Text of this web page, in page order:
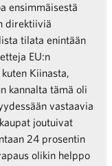
ensimmäisestä
direktiiviä
tilata enintään
EU:n
Kiinasta,
kannalta tämä oli
vastaavia
joutuivat
24 prosentin
olikin helppo